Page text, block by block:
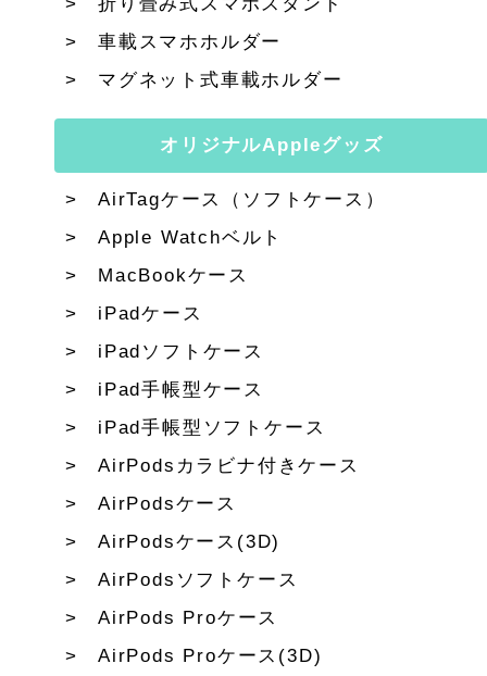
車載スマホホルダー
マグネット式車載ホルダー
オリジナルAppleグッズ
AirTagケース（ソフトケース）
Apple Watchベルト
MacBookケース
iPadケース
iPadソフトケース
iPad手帳型ケース
iPad手帳型ソフトケース
AirPodsカラビナ付きケース
AirPodsケース
AirPodsケース(3D)
AirPodsソフトケース
AirPods Proケース
AirPods Proケース(3D)